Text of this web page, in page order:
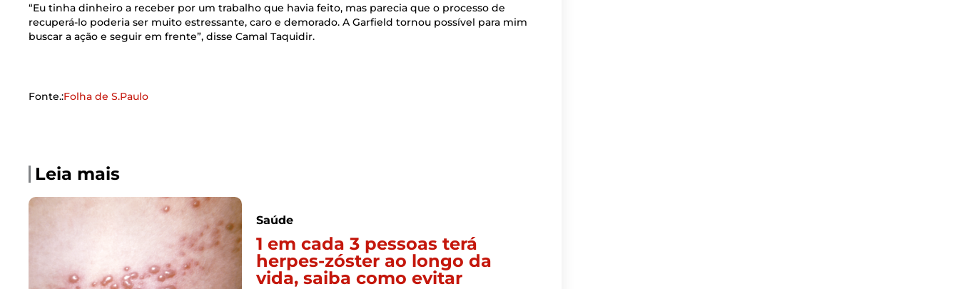
“Eu tinha dinheiro a receber por um trabalho que havia feito, mas parecia que o processo de
recuperá-lo poderia ser muito estressante, caro e demorado. A Garfield tornou possível para mim
buscar a ação e seguir em frente”, disse Camal Taquidir.
Fonte.:Folha de S.Paulo
Leia mais
Saúde
1 em cada 3 pessoas terá
herpes-zóster ao longo da
vida, saiba como evitar